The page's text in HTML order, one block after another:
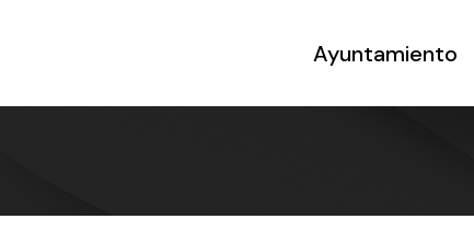
Ayuntamiento